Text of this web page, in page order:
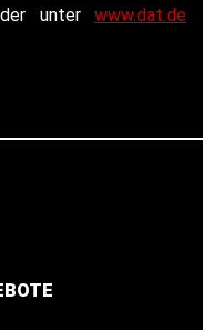
unter www.dat.de